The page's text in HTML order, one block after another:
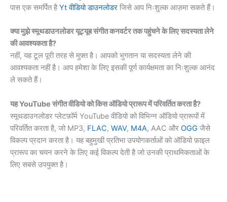
पास एक समर्पित हैYt वीडियो डाउनलोडर जिसे आप निःशुल्क आज़मा सकते हैं।
क्या मुझे स्मूथडाउनलोडर यूट्यूब संगीत कनवर्टर तक पहुंचने के लिए सदस्यता लेने
की आवश्यकता है?
नहीं, यह टूल पूरी तरह से मुफ़्त है। आपको भुगतान या सदस्यता लेने की
आवश्यकता नहीं है। आप हमेशा के लिए इसकी पूर्ण कार्यक्षमता का निःशुल्क आनंद
ले सकते हैं।
यह YouTube संगीत वीडियो को किस ऑडियो प्रारूप में परिवर्तित करता है?
स्मूथडाउनलोडर प्लेटफ़ॉर्म YouTube वीडियो को विभिन्न ऑडियो प्रारूपों में
परिवर्तित करता है, जो MP3, FLAC, WAV, M4A, AAC और OGG जैसे
विकल्प प्रदान करता है। यह बहुमुखी प्रतिभा उपयोगकर्ताओं को ऑडियो फ़ाइल
प्रारूप का चयन करने के लिए कई विकल्प देती है जो उनकी प्राथमिकताओं के
लिए सबसे उपयुक्त है।